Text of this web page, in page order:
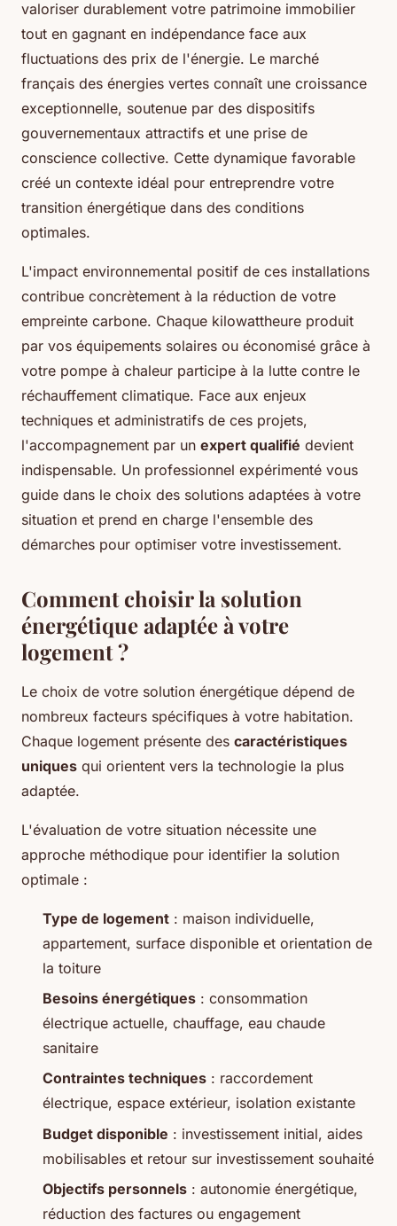
valoriser durablement votre patrimoine immobilier
tout en gagnant en indépendance face aux
fluctuations des prix de l'énergie. Le marché
français des énergies vertes connaît une croissance
exceptionnelle, soutenue par des dispositifs
gouvernementaux attractifs et une prise de
conscience collective. Cette dynamique favorable
créé un contexte idéal pour entreprendre votre
transition énergétique dans des conditions
optimales.
L'impact environnemental positif de ces installations
contribue concrètement à la réduction de votre
empreinte carbone. Chaque kilowattheure produit
par vos équipements solaires ou économisé grâce à
votre pompe à chaleur participe à la lutte contre le
réchauffement climatique. Face aux enjeux
techniques et administratifs de ces projets,
l'accompagnement par un expert qualifié devient
indispensable. Un professionnel expérimenté vous
guide dans le choix des solutions adaptées à votre
situation et prend en charge l'ensemble des
démarches pour optimiser votre investissement.
Comment choisir la solution
énergétique adaptée à votre
logement ?
Le choix de votre solution énergétique dépend de
nombreux facteurs spécifiques à votre habitation.
Chaque logement présente des caractéristiques
uniques qui orientent vers la technologie la plus
adaptée.
L'évaluation de votre situation nécessite une
approche méthodique pour identifier la solution
optimale :
Type de logement : maison individuelle,
appartement, surface disponible et orientation de
la toiture
Besoins énergétiques : consommation
électrique actuelle, chauffage, eau chaude
sanitaire
Contraintes techniques : raccordement
électrique, espace extérieur, isolation existante
Budget disponible : investissement initial, aides
mobilisables et retour sur investissement souhaité
Objectifs personnels : autonomie énergétique,
réduction des factures ou engagement